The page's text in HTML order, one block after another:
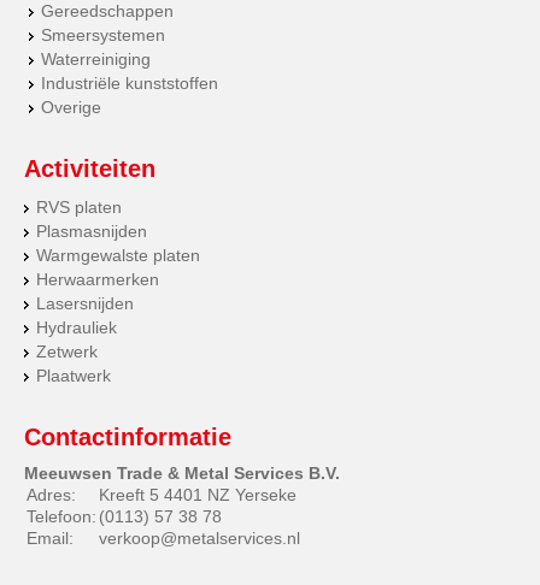
Gereedschappen
Smeersystemen
Waterreiniging
Industriële kunststoffen
Overige
Activiteiten
RVS platen
Plasmasnijden
Warmgewalste platen
Herwaarmerken
Lasersnijden
Hydrauliek
Zetwerk
Plaatwerk
Contactinformatie
Meeuwsen Trade & Metal Services B.V.
Adres:
Kreeft 5 4401 NZ Yerseke
Telefoon: (0113) 57 38 78
Email:
verkoop@metalservices.nl